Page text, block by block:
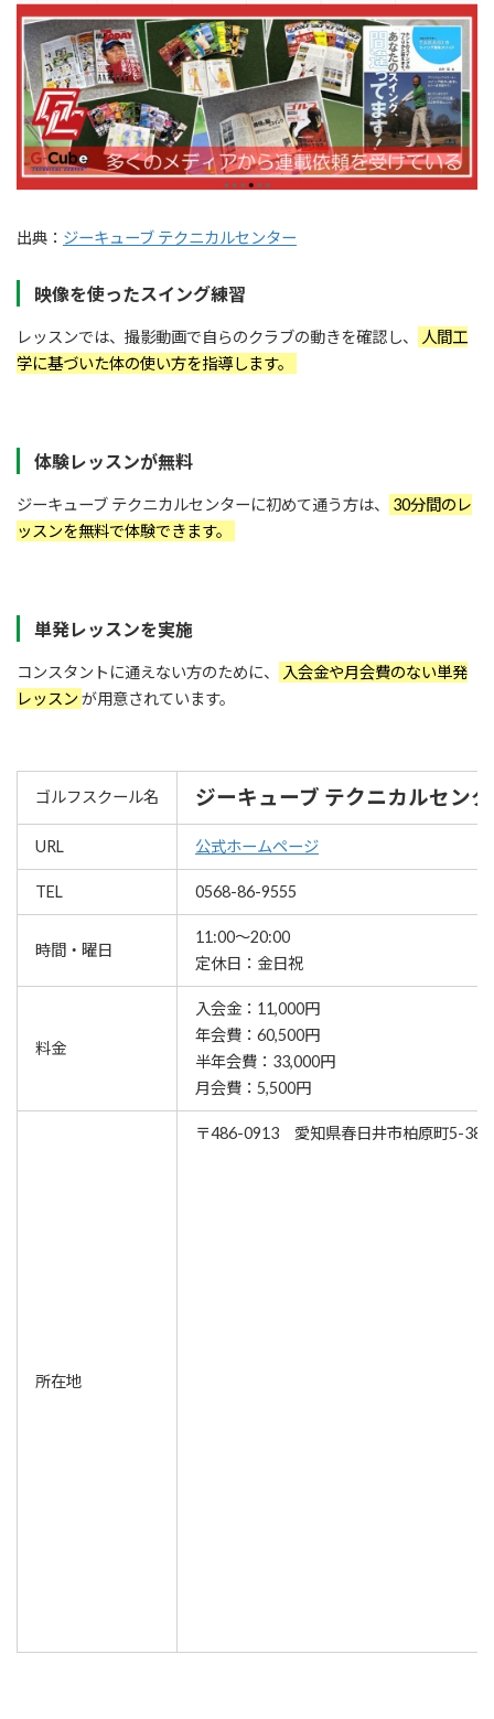
出典： ジーキューブ テクニカルセンター
映像を使ったスイング練習
レッスンでは、撮影動画で自らのクラブの動きを確認し、
人間工
学に基づいた体の使い方を指導します。
体験レッスンが無料
ジーキューブ テクニカルセンターに初めて通う方は、
30分間のレ
ッスンを無料で体験できます。
単発レッスンを実施
コンスタントに通えない方のために、
入会金や月会費のない単発
レッスン が用意されています。
ゴルフスクール名 ジーキューブ テクニカルセン
URL 公式ホームページ
TEL 0568-86-9555
時間・曜日
11:00～20:00
定休日：金日祝
料金
入会金：11,000円
年会費：60,500円
半年会費：33,000円
月会費：5,500円
所在地
〒486-0913 愛知県春日井市柏原町5-388